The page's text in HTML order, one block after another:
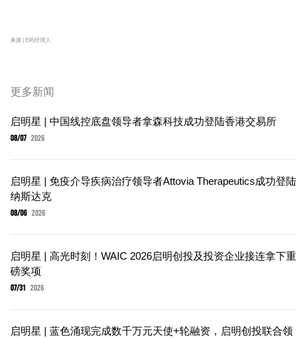
来源 | E药经理人
更多新闻
启明星 | 中国线控底盘领导者拿森科技成功登陆香港交易所
08/07 2026
启明星 | 免疫介导疾病治疗领导者Attovia Therapeutics成功登陆
纳斯达克
08/06 2026
启明星 | 高光时刻！WAIC 2026启明创投及投资企业接连拿下重
磅奖项
07/31 2026
启明星 | 蓝色涌现完成数千万元天使+轮融资，启明创投联合领